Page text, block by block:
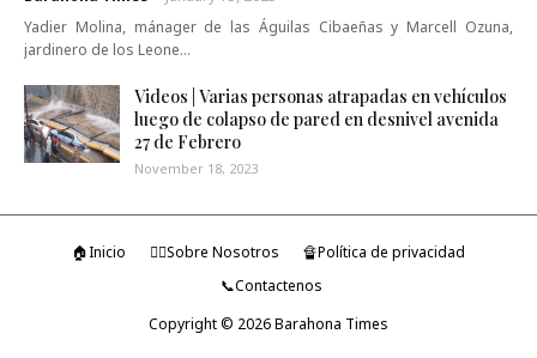
Yadier Molina, mánager de las Águilas Cibaeñas y Marcell Ozuna,
jardinero de los Leone…
Videos | Varias personas atrapadas en vehículos
luego de colapso de pared en desnivel avenida
27 de Febrero
November 18, 2023
🏠Inicio 🤷‍♂️Sobre Nosotros
🔏Política de privacidad
📞Contactenos
Copyright © 2026Barahona Times